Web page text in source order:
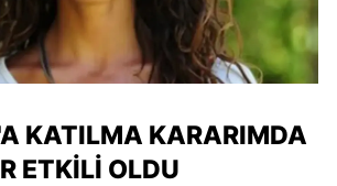
KATILMA KARARIMDA
ETKILI OLDU